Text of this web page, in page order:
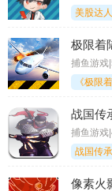
极限着
捕鱼游戏
战国传
捕鱼游戏
像素火